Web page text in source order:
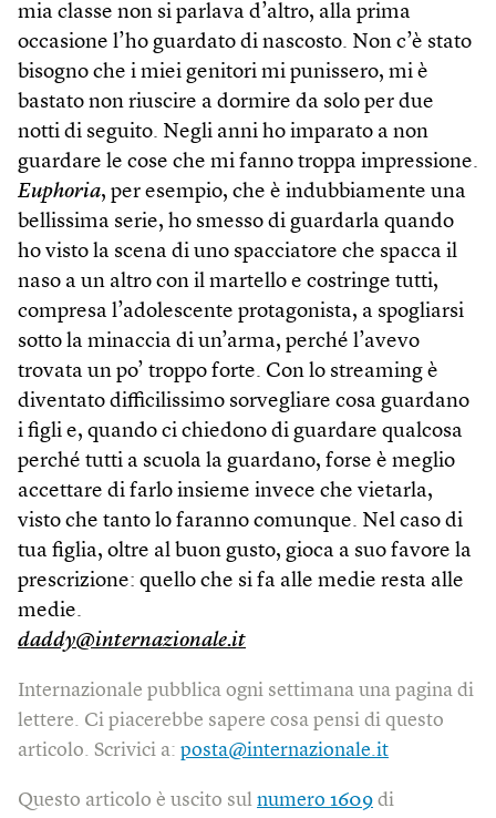
mia classe non si parlava d’altro, alla prima
occasione l’ho guardato di nascosto. Non c’è stato
bisogno che i miei genitori mi punissero, mi è
bastato non riuscire a dormire da solo per due
notti di seguito. Negli anni ho imparato a non
guardare le cose che mi fanno troppa impressione.
Euphoria, per esempio, che è indubbiamente una
bellissima serie, ho smesso di guardarla quando
ho visto la scena di uno spacciatore che spacca il
naso a un altro con il martello e costringe tutti,
compresa l’adolescente protagonista, a spogliarsi
sotto la minaccia di un’arma, perché l’avevo
trovata un po’ troppo forte. Con lo streaming è
diventato difficilissimo sorvegliare cosa guardano
i figli e, quando ci chiedono di guardare qualcosa
perché tutti a scuola la guardano, forse è meglio
accettare di farlo insieme invece che vietarla,
visto che tanto lo faranno comunque. Nel caso di
tua figlia, oltre al buon gusto, gioca a suo favore la
prescrizione: quello che si fa alle medie resta alle
medie.
daddy@internazionale.it
Internazionale pubblica ogni settimana una pagina di
lettere. Ci piacerebbe sapere cosa pensi di questo
articolo. Scrivici a: posta@internazionale.it
Questo articolo è uscito sul numero 1609 di